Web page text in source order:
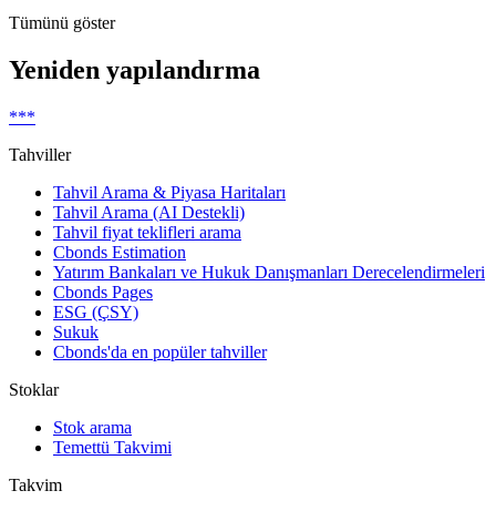
Tümünü göster
Yeniden yapılandırma
***
Tahviller
Tahvil Arama & Piyasa Haritaları
Tahvil Arama (AI Destekli)
Tahvil fiyat teklifleri arama
Cbonds Estimation
Yatırım Bankaları ve Hukuk Danışmanları Derecelendirmeleri
Cbonds Pages
ESG (ÇSY)
Sukuk
Cbonds'da en popüler tahviller
Stoklar
Stok arama
Temettü Takvimi
Takvim